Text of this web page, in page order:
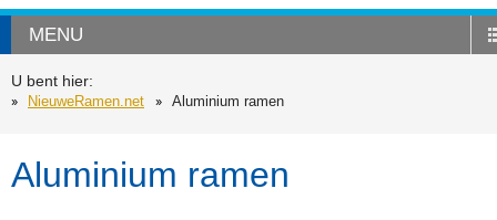
MENU
U bent hier:
NieuweRamen.net
Aluminium ramen
Aluminium ramen